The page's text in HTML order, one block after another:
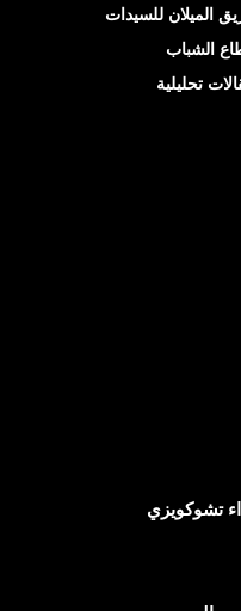
الميلان للسيدات
الشباب
تحليلية
تشوكويزي